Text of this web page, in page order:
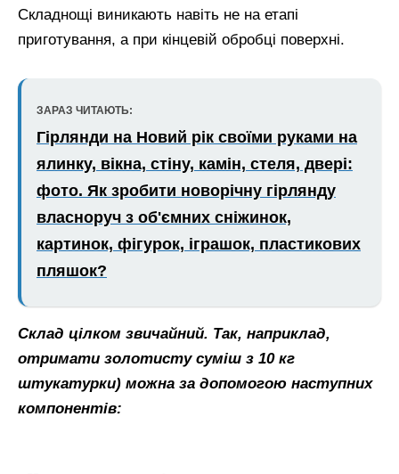
Складнощі виникають навіть не на етапі
приготування, а при кінцевій обробці поверхні.
ЗАРАЗ ЧИТАЮТЬ:
Гірлянди на Новий рік своїми руками на
ялинку, вікна, стіну, камін, стеля, двері:
фото. Як зробити новорічну гірлянду
власноруч з об'ємних сніжинок,
картинок, фігурок, іграшок, пластикових
пляшок?
Склад цілком звичайний. Так, наприклад,
отримати золотисту суміш з 10 кг
штукатурки) можна за допомогою наступних
компонентів: